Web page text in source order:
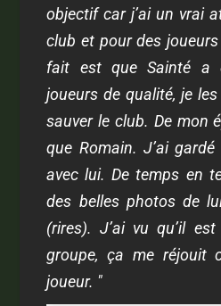
objectif car j’ai un vrai
club et pour des
fait est que Sainté a
joueurs de qualité, je
sauver le club. De mon
que Romain. J’ai
avec lui. De temps en
des belles photos de
(rires). J’ai vu qu’il
groupe, ça me réjouit
joueur. "